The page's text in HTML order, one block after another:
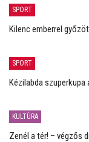
SPORT
Kilenc emberrel
SPORT
Kézilabda szuperkupa
KULTÚRA
Zenél a tér! – végzős